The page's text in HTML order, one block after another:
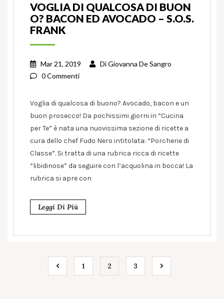
VOGLIA DI QUALCOSA DI BUON
O? BACON ED AVOCADO – S.O.S.
FRANK
Mar 21, 2019 DiGiovanna De Sangro
0 Commenti
Voglia di qualcosa di buono? Avocado, bacon e un
buon prosecco! Da pochissimi giorni in “Cucina
per Te” è nata una nuovissima sezione di ricette a
cura dello chef Fudo Nero intitolata: “Porcherie di
Classe”. Si tratta di una rubrica ricca di ricette
“libidinose” da seguire con l’acquolina in bocca! La
rubrica si apre con
Leggi Di Più
1 2 3